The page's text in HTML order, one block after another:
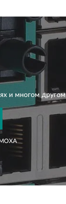
и многом другом